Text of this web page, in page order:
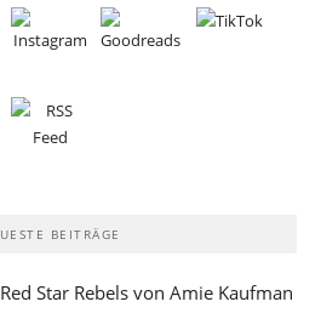
BEITRÄGE
Star Rebels von Amie Kaufman